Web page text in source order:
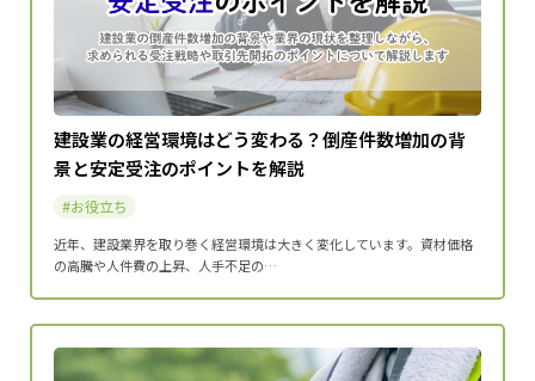
建設業の経営環境はどう変わる？倒産件数増加の背
景と安定受注のポイントを解説
お役立ち
近年、建設業界を取り巻く経営環境は大きく変化しています。資材価格
の高騰や人件費の上昇、人手不足の…